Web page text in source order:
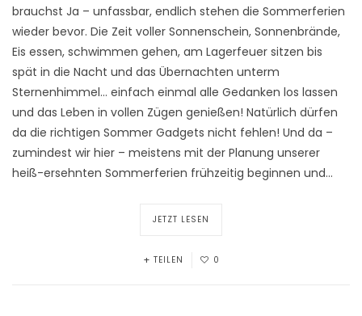
brauchst Ja – unfassbar, endlich stehen die Sommerferien
wieder bevor. Die Zeit voller Sonnenschein, Sonnenbrände,
Eis essen, schwimmen gehen, am Lagerfeuer sitzen bis
spät in die Nacht und das Übernachten unterm
Sternenhimmel… einfach einmal alle Gedanken los lassen
und das Leben in vollen Zügen genießen! Natürlich dürfen
da die richtigen Sommer Gadgets nicht fehlen! Und da –
zumindest wir hier – meistens mit der Planung unserer
heiß-ersehnten Sommerferien frühzeitig beginnen und…
JETZT LESEN
TEILEN 0